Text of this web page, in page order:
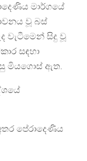
මාර්ගයේ
වූ බස්
වැටීමෙන් සිදු වූ
සඳහා
මියගොස් ඇත.
පේරාදෙණිය